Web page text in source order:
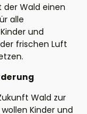
Wald einen
alle
und
frischen Luft
Wald zur
Kinder und